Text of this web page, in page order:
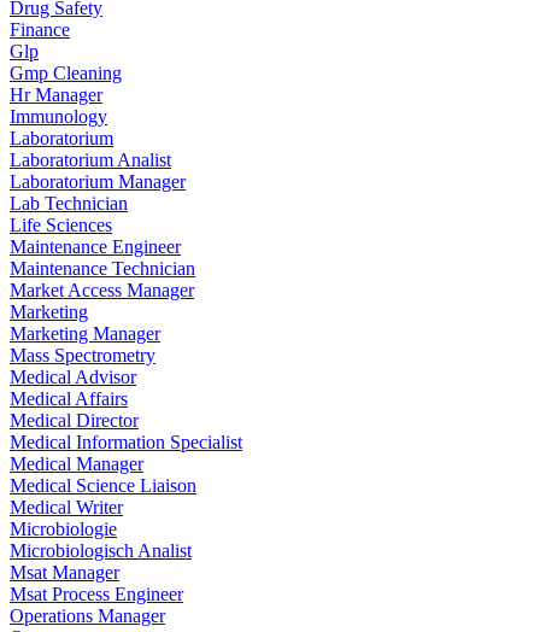
Drug Safety
Finance
Glp
Gmp Cleaning
Hr Manager
Immunology
Laboratorium
Laboratorium Analist
Laboratorium Manager
Lab Technician
Life Sciences
Maintenance Engineer
Maintenance Technician
Market Access Manager
Marketing
Marketing Manager
Mass Spectrometry
Medical Advisor
Medical Affairs
Medical Director
Medical Information Specialist
Medical Manager
Medical Science Liaison
Medical Writer
Microbiologie
Microbiologisch Analist
Msat Manager
Msat Process Engineer
Operations Manager